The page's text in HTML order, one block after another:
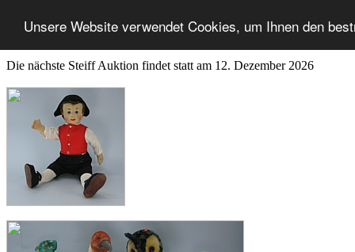
Unsere Website verwendet Cookies, um Ihnen den
Die nächste Steiff Auktion findet statt am 12. Dezember 2026